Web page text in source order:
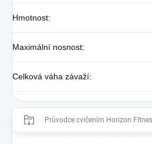
Hmotnost:
Maximální nosnost:
Celková váha závaží:
Průvodce cvičením Horizon